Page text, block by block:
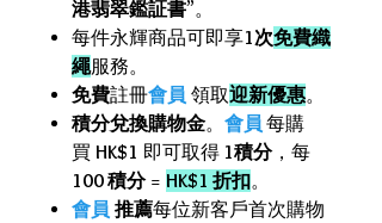
港翡翠鑑証書”。
每件永輝商品可即享1次免費織
繩服務。
免費註冊會員 領取迎新優惠。
積分兌換購物金。 會員 每購
買 HK$1 即可取得 1積分，每
100 積分= HK$1 折扣。
會員 推薦每位新客戶首次購物